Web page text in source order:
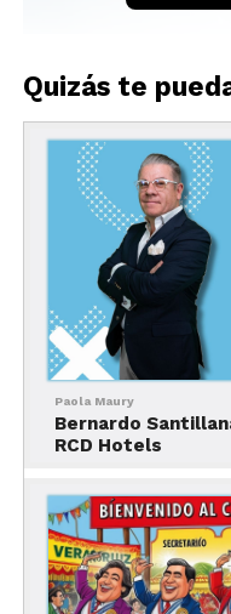
Costo: La entrada
Descripción: El
extensa colección de
obras clásicas hasta
ofrece una
Selfie perfecta:
icónica escultura de
Página web:Denver
2.Denver
Quizás te
Paola Maury
Bernardo
RCD Hotels